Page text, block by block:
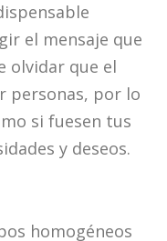
el mensaje que
olvidar que el
personas, por lo
si fuesen tus
y deseos.
homogéneos